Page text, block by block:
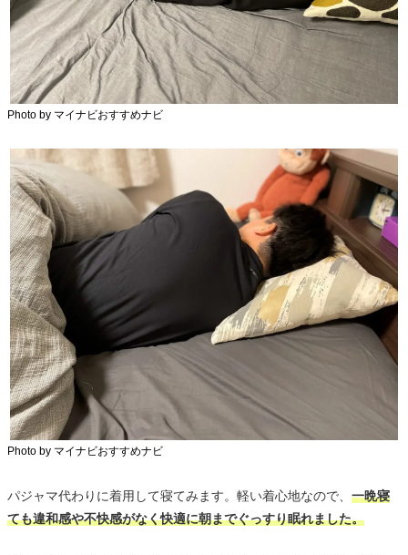
Photo by マイナビおすすめナビ
Photo by マイナビおすすめナビ
パジャマ代わりに着用して寝てみます。軽い着心地なので、 一晩寝
ても違和感や不快感がなく快適に朝までぐっすり眠れました。